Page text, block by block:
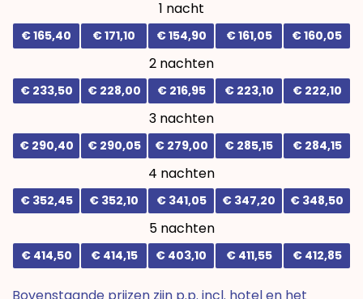
1 nacht
€ 165,40 € 171,10 € 154,90 € 161,05 € 160,05
2 nachten
€ 233,50 € 228,00 € 216,95 € 223,10 € 222,10
3 nachten
€ 290,40 € 290,05 € 279,00 € 285,15 € 284,15
4 nachten
€ 352,45 € 352,10 € 341,05 € 347,20 € 348,50
5 nachten
€ 414,50 € 414,15 € 403,10 € 411,55 € 412,85